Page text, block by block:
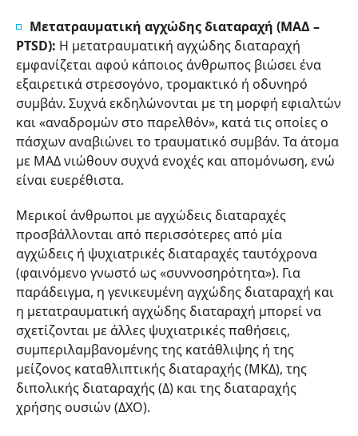
Μετατραυματική αγχώδης διαταραχή (ΜΑΔ –
PTSD): Η μετατραυματική αγχώδης διαταραχή
εμφανίζεται αφού κάποιος άνθρωπος βιώσει ένα
εξαιρετικά στρεσογόνο, τρομακτικό ή οδυνηρό
συμβάν. Συχνά εκδηλώνονται με τη μορφή εφιαλτών
και «αναδρομών στο παρελθόν», κατά τις οποίες ο
πάσχων αναβιώνει το τραυματικό συμβάν. Τα άτομα
με ΜΑΔ νιώθουν συχνά ενοχές και απομόνωση, ενώ
είναι ευερέθιστα.
Μερικοί άνθρωποι με αγχώδεις διαταραχές
προσβάλλονται από περισσότερες από μία
αγχώδεις ή ψυχιατρικές διαταραχές ταυτόχρονα
(φαινόμενο γνωστό ως «συννοσηρότητα»). Για
παράδειγμα, η γενικευμένη αγχώδης διαταραχή και
η μετατραυματική αγχώδης διαταραχή μπορεί να
σχετίζονται με άλλες ψυχιατρικές παθήσεις,
συμπεριλαμβανομένης της κατάθλιψης ή της
μείζονος καταθλιπτικής διαταραχής (ΜΚΔ), της
διπολικής διαταραχής (Δ) και της διαταραχής
χρήσης ουσιών (ΔΧΟ).